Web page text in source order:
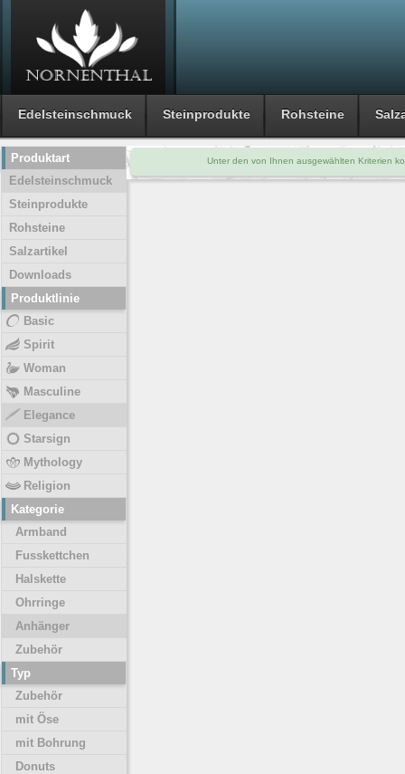
Edelsteinschmuck Steinprodukte Rohsteine
Unter den von Ihnen ausgewählten Kriterien
Produktart
Edelsteinschmuck
Steinprodukte
Rohsteine
Salzartikel
Downloads
Produktlinie
Basic
Spirit
Woman
Masculine
Elegance
Starsign
Mythology
Religion
Kategorie
Armband
Fusskettchen
Halskette
Ohrringe
Anhänger
Zubehör
Typ
Zubehör
mit Öse
mit Bohrung
Donuts